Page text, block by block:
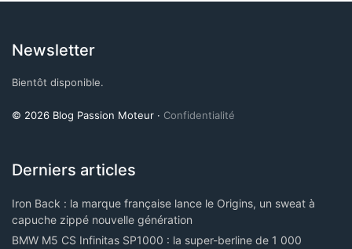
Newsletter
Bientôt disponible.
© 2026 Blog Passion Moteur · Confidentialité
Derniers articles
Iron Back : la marque française lance le Origins, un sweat à
capuche zippé nouvelle génération
BMW M5 CS Infinitas SP1000 : la super-berline de 1 000